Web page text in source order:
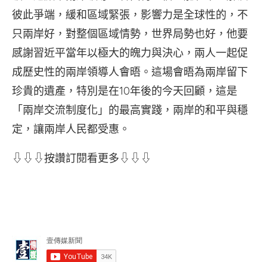
彼此爭端，緩和區域緊張，影響力是全球性的，不
只兩岸好，對整個區域情勢，世界局勢也好，他要
感謝習近平當年以極大的魄力與決心，兩人一起促
成歷史性的兩岸領導人會晤。這場會晤為兩岸留下
珍貴的遺產，特別是在10年後的今天回顧，這是
「兩岸交流制度化」的最高實踐，兩岸的和平與穩
定，讓兩岸人民都受惠。
⇩⇩⇩按讚訂閱看更多⇩⇩⇩